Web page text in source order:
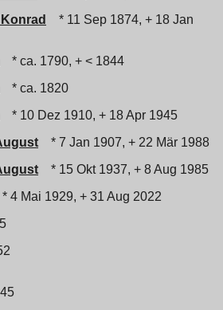
* 11 Sep 1874, + 18 Jan
* ca. 1790, + < 1844
* ca. 1820
* 10 Dez 1910, + 18 Apr 1945
* 7 Jan 1907, + 22 Mär 1988
* 15 Okt 1937, + 8 Aug 1985
* 4 Mai 1929, + 31 Aug 2022